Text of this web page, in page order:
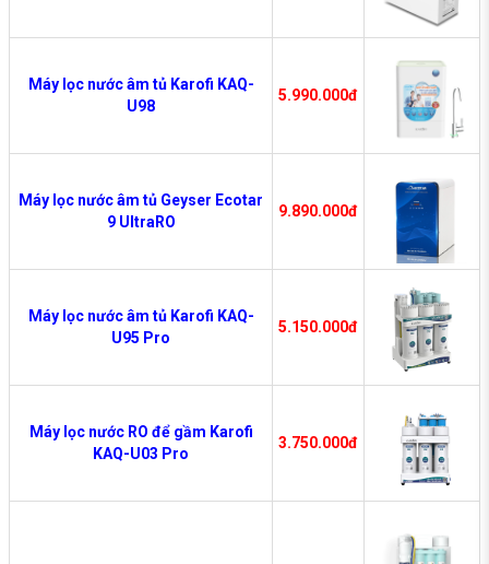
Máy lọc nước âm tủ Karofi KAQ-
U98
5.990.000đ
Máy lọc nước âm tủ Geyser Ecotar
9 UltraRO
9.890.000đ
Máy lọc nước âm tủ Karofi KAQ-
U95 Pro
5.150.000đ
Máy lọc nước RO để gầm Karofi
KAQ-U03 Pro
3.750.000đ